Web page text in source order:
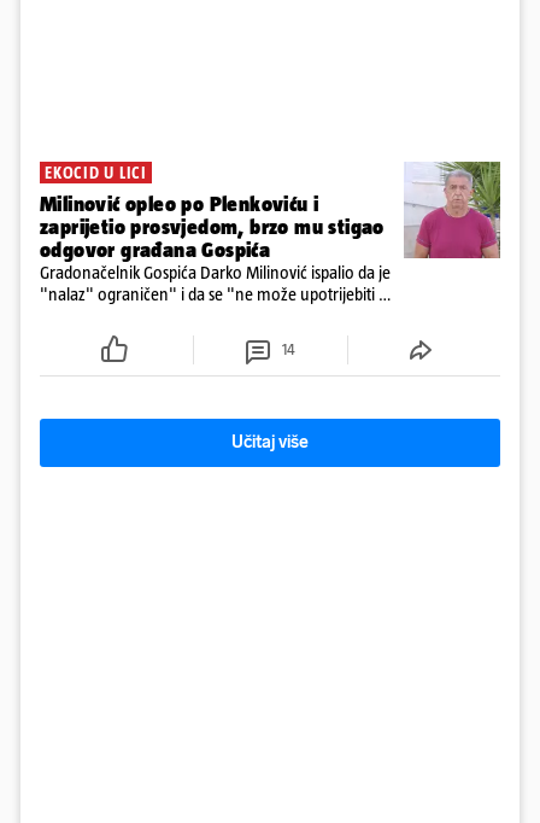
EKOCID U LICI
Milinović opleo po Plenkoviću i
zaprijetio prosvjedom, brzo mu stigao
odgovor građana Gospića
Gradonačelnik Gospića Darko Milinović ispalio da je
"nalaz" ograničen" i da se "ne može upotrijebiti za
ga je naručio Uskok i da je dio spisa
14
Učitaj više